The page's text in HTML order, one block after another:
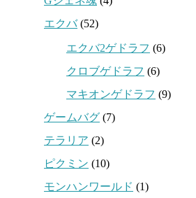
エクバ(52)
エクバ2ゲドラフ (6)
クロブゲドラフ (6)
マキオンゲドラフ (9)
ゲームバグ (7)
テラリア (2)
ピクミン (10)
モンハンワールド (1)